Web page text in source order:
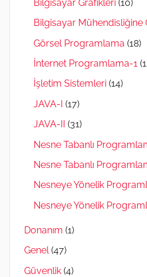
Bilgisayar Grafikleri (10)
Bilgisayar Mühendisliğine
Görsel Programlama (18)
İnternet Programlama-1
İşletim Sistemleri (14)
JAVA-I (17)
JAVA-II (31)
Nesne Tabanlı
Nesne Tabanlı
Nesneye Yönelik
Nesneye Yönelik
Donanım (1)
Genel(47)
Güvenlik (4)